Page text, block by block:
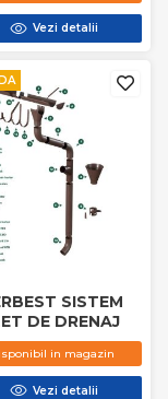
Vezi detalii
SISTEM
DE DRENAJ
in magazin
Vezi detalii